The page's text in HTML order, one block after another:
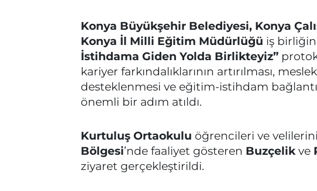
Konya Büyükşehir Belediyesi, Konya
Konya İl Milli Eğitim Müdürlüğü iş
İstihdama Giden Yolda Birlikteyiz”
kariyer farkındalıklarının artırılması,
desteklenmesi ve eğitim-istihdam
önemli bir adım atıldı.
Kurtuluş Ortaokulu öğrencileri ve
Bölgesi’nde faaliyet gösteren Buzçelikve
ziyaret gerçekleştirildi.